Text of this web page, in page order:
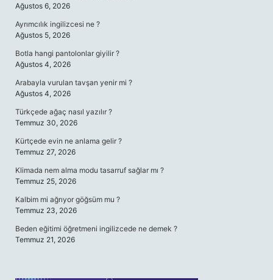
Ağustos 6, 2026
Ayrımcılık ingilizcesi ne ?
Ağustos 5, 2026
Botla hangi pantolonlar giyilir ?
Ağustos 4, 2026
Arabayla vurulan tavşan yenir mi ?
Ağustos 4, 2026
Türkçede ağaç nasıl yazılır ?
Temmuz 30, 2026
Kürtçede evin ne anlama gelir ?
Temmuz 27, 2026
Klimada nem alma modu tasarruf sağlar mı ?
Temmuz 25, 2026
Kalbim mi ağrıyor göğsüm mu ?
Temmuz 23, 2026
Beden eğitimi öğretmeni ingilizcede ne demek ?
Temmuz 21, 2026